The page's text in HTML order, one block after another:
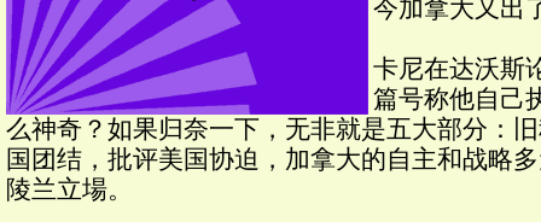
今加拿大又出
卡尼在达沃斯
篇号称他自己
么神奇？如果归奈一下，无非就是五大部分：
国团结，批评美国协迫，加拿大的自主和战略
陵兰立場。